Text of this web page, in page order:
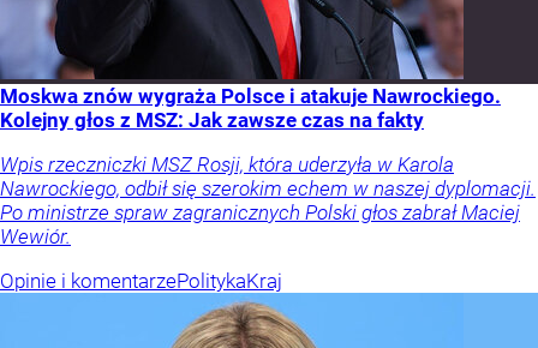
Moskwa znów wygraża Polsce i atakuje Nawrockiego.
Kolejny głos z MSZ: Jak zawsze czas na fakty
Wpis rzeczniczki MSZ Rosji, która uderzyła w Karola
Nawrockiego, odbił się szerokim echem w naszej dyplomacji.
Po ministrze spraw zagranicznych Polski głos zabrał Maciej
Wewiór.
Opinie i komentarzePolitykaKraj